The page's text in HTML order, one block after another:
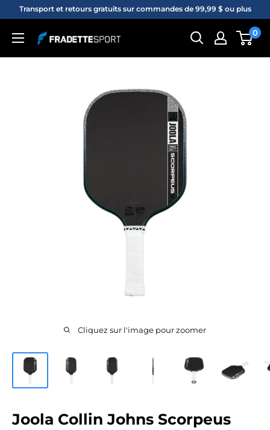
Passer
contenu
Transport et retours gratuits sur commandes de 99,99 $ ou plus
Fradette
sport
0
Cliquez sur l'image pour zoomer
Joola Collin Johns Scorpeus